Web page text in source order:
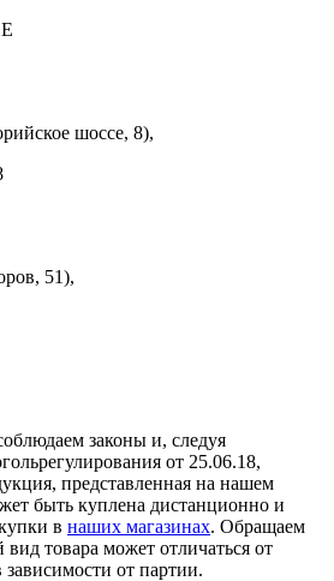
шоссе, 8),
51),
законы и, следуя
от 25.06.18,
представленная на нашем
быть куплена дистанционно и
в наших магазинах. Обращаем
товара может отличаться от
от партии.